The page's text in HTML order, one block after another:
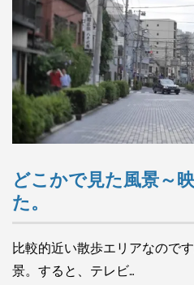
どこかで見た風景～
た。
比較的近い散歩エリアなので
景。すると、テレビ…